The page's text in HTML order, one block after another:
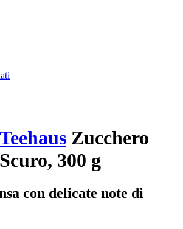
Zucchero
300 g
con delicate note di